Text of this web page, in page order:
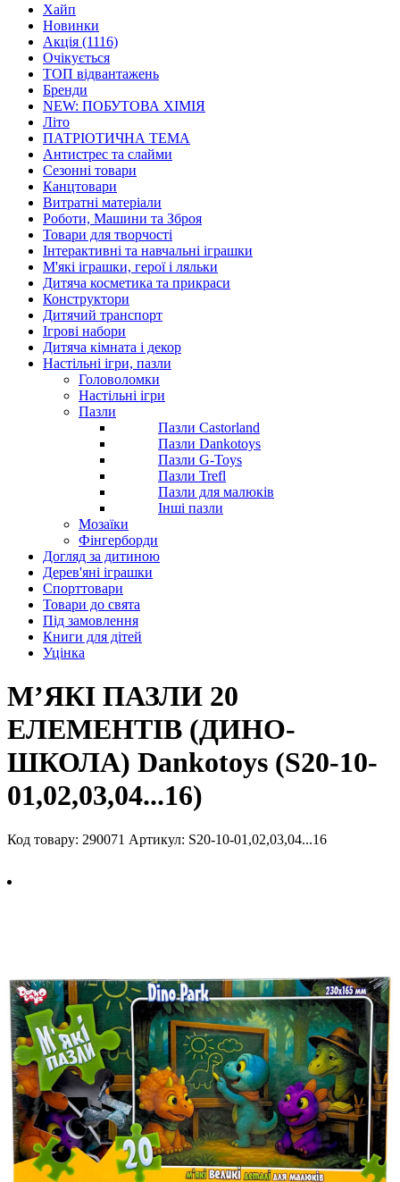
Хайп
Новинки
Акція (1116)
Очікується
ТОП відвантажень
Бренди
NEW: ПОБУТОВА ХІМІЯ
Літо
ПАТРІОТИЧНА ТЕМА
Антистрес та слайми
Сезонні товари
Канцтовари
Витратні матеріали
Роботи, Машини та Зброя
Товари для творчості
Інтерактивні та навчальні іграшки
М'які іграшки, герої і ляльки
Дитяча косметика та прикраси
Конструктори
Дитячий транспорт
Ігрові набори
Дитяча кімната і декор
Настільні ігри, пазли
Головоломки
Настільні ігри
Пазли
Пазли Castorland
Пазли Dankotoys
Пазли G-Toys
Пазли Trefl
Пазли для малюків
Інші пазли
Мозаїки
Фінгерборди
Догляд за дитиною
Дерев'яні іграшки
Спорттовари
Товари до свята
Під замовлення
Книги для дітей
Уцінка
МʼЯКІ ПАЗЛИ 20
ЕЛЕМЕНТІВ (ДИНО-
ШКОЛА) Dankotoys (S20-10-
01,02,03,04...16)
Код товару: 290071 Артикул: S20-10-01,02,03,04...16